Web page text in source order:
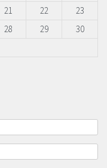
21 22
23
28 29
30